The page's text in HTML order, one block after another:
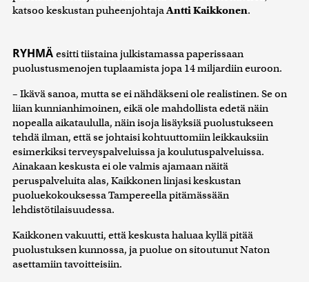
katsoo keskustan puheenjohtajaAntti Kaikkonen.
RYHMÄ esitti tiistaina julkistamassa paperissaan
puolustusmenojen tuplaamista jopa 14 miljardiin euroon.
– Ikävä sanoa, mutta se ei nähdäkseni ole realistinen. Se on
liian kunnianhimoinen, eikä ole mahdollista edetä näin
nopealla aikataululla, näin isoja lisäyksiä puolustukseen
tehdä ilman, että se johtaisi kohtuuttomiin leikkauksiin
esimerkiksi terveyspalveluissa ja koulutuspalveluissa.
Ainakaan keskusta ei ole valmis ajamaan näitä
peruspalveluita alas, Kaikkonen linjasi keskustan
puoluekokouksessa Tampereella pitämässään
lehdistötilaisuudessa.
Kaikkonen vakuutti, että keskusta haluaa kyllä pitää
puolustuksen kunnossa, ja puolue on sitoutunut Naton
asettamiin tavoitteisiin.